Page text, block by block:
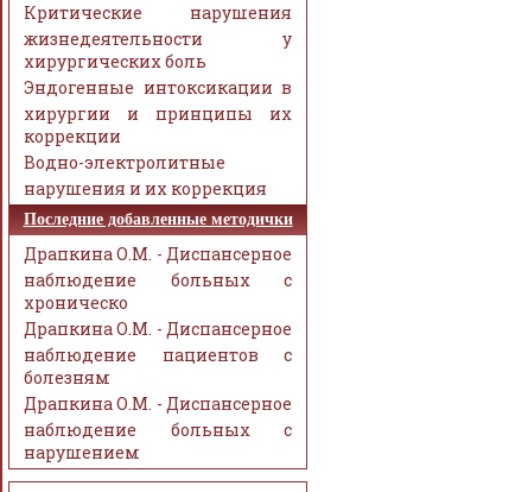
Критические нарушения
жизнедеятельности у
хирургических боль
Эндогенные интоксикации в
хирургии и принципы их
коррекции
Водно-электролитные
нарушения и их коррекция
Последние добавленные методички
Драпкина О.М. - Диспансерное
наблюдение больных с
хроническо
Драпкина О.М. - Диспансерное
наблюдение пациентов с
болезням
Драпкина О.М. - Диспансерное
наблюдение больных с
нарушением